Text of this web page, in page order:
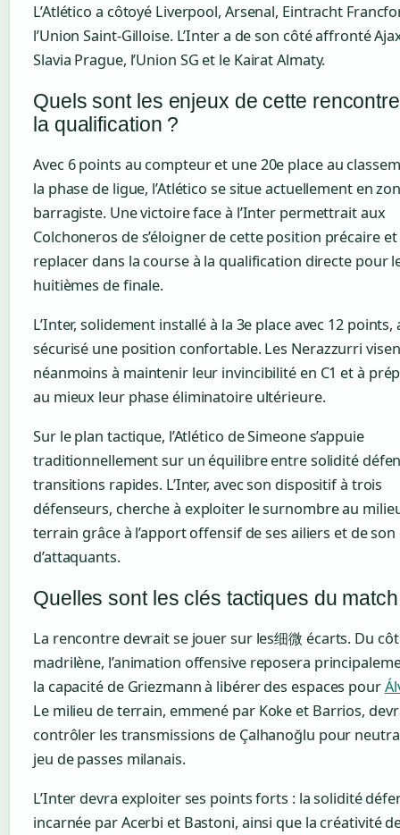
L’Atlético a côtoyé Liverpool, Arsenal, Eintracht
l’Union Saint-Gilloise. L’Inter a de son côté affronté
Slavia Prague, l’Union SG et le Kairat Almaty.
Quels sont les enjeux de cette
la qualification ?
Avec 6 points au compteur et une 20e place au
la phase de ligue, l’Atlético se situe actuellement en
barragiste. Une victoire face à l’Inter permettrait aux
Colchoneros de s’éloigner de cette position précaire et
replacer dans la course à la qualification directe pour
huitièmes de finale.
L’Inter, solidement installé à la 3e place avec 12 points,
sécurisé une position confortable. Les Nerazzurri
néanmoins à maintenir leur invincibilité en C1 et à
au mieux leur phase éliminatoire ultérieure.
Sur le plan tactique, l’Atlético de Simeone s’appuie
traditionnellement sur un équilibre entre solidité
transitions rapides. L’Inter, avec son dispositif à trois
défenseurs, cherche à exploiter le surnombre au
terrain grâce à l’apport offensif de ses ailiers et de
d’attaquants.
Quelles sont les clés tactiques du
La rencontre devrait se jouer sur les细微 écarts. Du
madrilène, l’animation offensive reposera
la capacité de Griezmann à libérer des espaces pour
Le milieu de terrain, emmené par Koke et Barrios,
contrôler les transmissions de Çalhanoğlu pour
jeu de passes milanais.
L’Inter devra exploiter ses points forts : la solidité
incarnée par Acerbi et Bastoni, ainsi que la créativité